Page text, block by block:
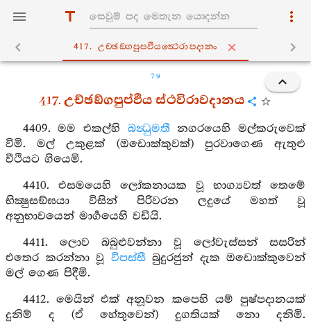
417. උච‍්ඡඞ‍්ගපුප‍්ඵියත්‍ථෙරාපදානං
79
417. උච්ඡඞ්ගපුප්ඵිය ස්ථවිරාවදානය
4409. මම එකල්හි බන්‍ධුමතී නගරයෙහි මල්කරුවෙක්
විමි. මල් උකුළක් (ඔඩොක්කුවක්) පුරවාගෙණ ඇතුළු
වීථියට ගියෙමි.
4410. එසමයෙහි ලෝකනායක වූ භාග්‍යවත් තෙමේ
භික්‍ෂුසඞ්ඝයා විසින් පිරිවරන ලදුයේ මහත් වූ
අනුභාවයෙන් මාර්‍ගයෙහි වඩියි.
4411. ලොව බබුළුවන්නා වූ ලෝවැස්සන් සසරින්
එතෙර කරන්නා වූ විපස්සීබුදුරජුන් දැක ඔඩොක්කුවෙන්
මල් ගෙණ පිදීමි.
4412. මෙයින් එක් අනූවන කපෙහි යම් පුෂ්පදානයක්
දුනිම් ද (ඒ හේතුවෙන්) දුගතියක් නො දනිමි.